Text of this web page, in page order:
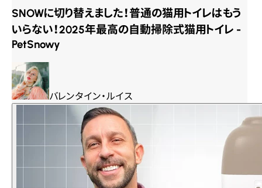
SNOWに切り替えました！普通の猫用トイレはもう
いらない！2025年最高の自動掃除式猫用トイレ -
PetSnowy
バレンタイン・ルイス